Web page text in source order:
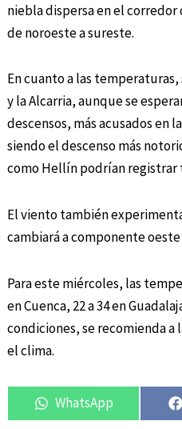
niebla dispersa en el corredor
de noroeste a sureste.
En cuanto a las
y la Alcarria, aunque se
descensos, más acusados en
siendo el descenso más
como Hellín podrían registrar
El viento también
cambiará a componente
Para este miércoles, las
en Cuenca, 22 a 34 en
condiciones, se recomienda a
el clima.
WhatsApp